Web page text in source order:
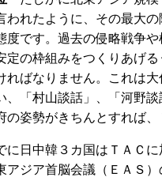
われたように、その最大
度です。過去の侵略戦争
定の枠組みをつくりあげ
ればなりません。これは
、「村山談話」、「河野
の姿勢がきちんとすれば
日中韓３カ国はＴＡＣに
アジア首脳会議（ＥＡＳ